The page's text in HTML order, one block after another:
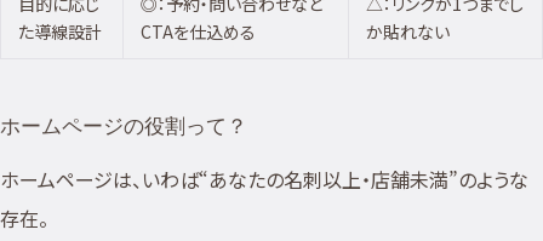
た導線設計
CTAを仕込める
か貼れない
ホームページの役割って？
ホームページは、いわば“あなたの名刺以上・店舗未満”のような
存在。